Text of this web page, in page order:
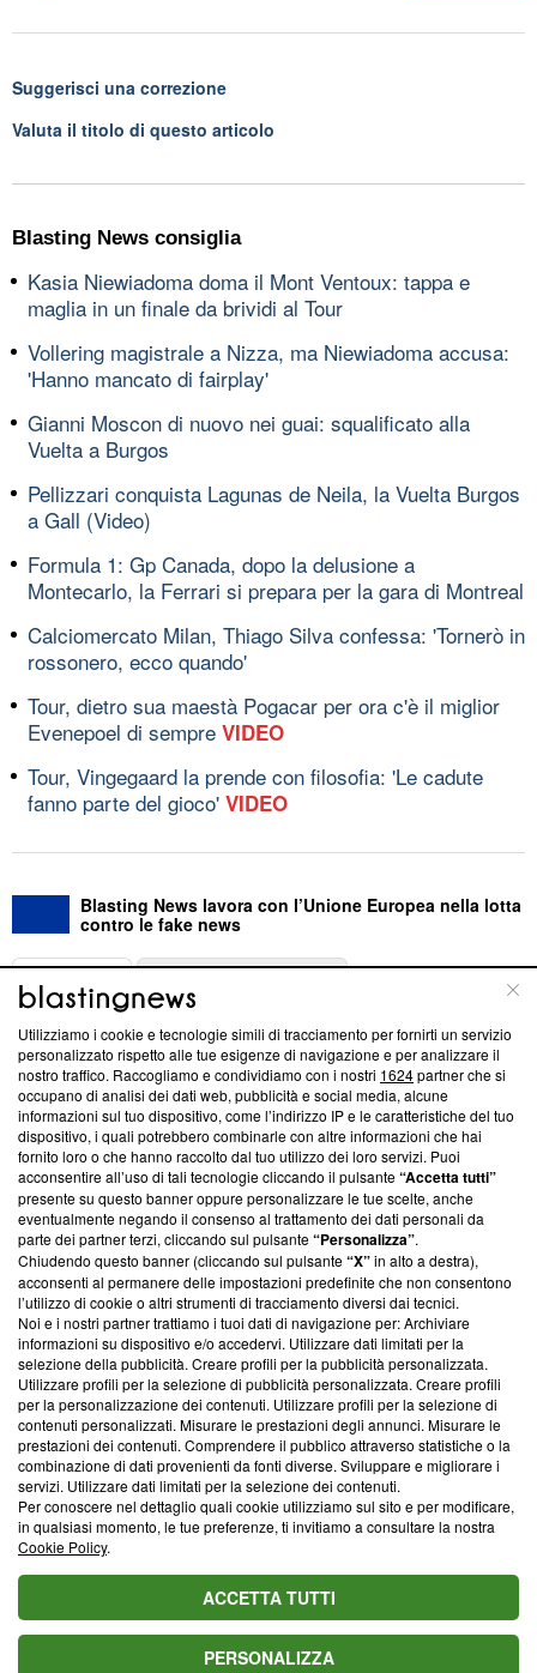
Suggerisci una correzione
Valuta il titolo di questo articolo
Blasting News consiglia
Kasia Niewiadoma doma il Mont Ventoux: tappa e
maglia in un finale da brividi al Tour
Vollering magistrale a Nizza, ma Niewiadoma accusa:
'Hanno mancato di fairplay'
Gianni Moscon di nuovo nei guai: squalificato alla
Vuelta a Burgos
Pellizzari conquista Lagunas de Neila, la Vuelta Burgos
a Gall (Video)
Formula 1: Gp Canada, dopo la delusione a
Montecarlo, la Ferrari si prepara per la gara di Montreal
Calciomercato Milan, Thiago Silva confessa: 'Tornerò in
rossonero, ecco quando'
Tour, dietro sua maestà Pogacar per ora c'è il miglior
Evenepoel di sempre VIDEO
Tour, Vingegaard la prende con filosofia: 'Le cadute
fanno parte del gioco' VIDEO
Blasting News lavora con l’Unione Europea nella lotta
contro le fake news
ABOUT
Questa sezione offre informazioni trasparenti su Blasting
News, sui nostri processi editoriali e su come ci impegniamo a
creare news di qualità. Inoltre, afferma la nostra aderenza a
‘Trust Project - News with Integrity’Blasting News non è
ancora membro del programma, ma ha richiesto di farne
parte; Trust Project non ha ancora effettuato una verifica di
conformità agli standard.
Su di noi
Team editoriale
Corporate
Redazione
Informativa Privacy
Cookie Policy
Blasting SA, IDI CHE-247.845.224, Via Carlo Frasca, 3 - 6900
Lugano (Svizzera) Tel:+39 0690258937
© 2026 Blasting News
Utilizziamo i cookie e tecnologie simili di tracciamento per fornirti un servizio
personalizzato rispetto alle tue esigenze di navigazione e per analizzare il
nostro traffico. Raccogliamo e condividiamo con i nostri 1624partner che si
occupano di analisi dei dati web, pubblicità e social media, alcune
informazioni sul tuo dispositivo, come l’indirizzo IP e le caratteristiche del tuo
dispositivo, i quali potrebbero combinarle con altre informazioni che hai
fornito loro o che hanno raccolto dal tuo utilizzo dei loro servizi. Puoi
acconsentire all’uso di tali tecnologie cliccando il pulsante“Accetta tutti”
presente su questo banner oppure personalizzare le tue scelte, anche
eventualmente negando il consenso al trattamento dei dati personali da
parte dei partner terzi, cliccando sul pulsante“Personalizza”.
Chiudendo questo banner (cliccando sul pulsante“X”in alto a destra),
acconsenti al permanere delle impostazioni predefinite che non consentono
l’utilizzo di cookie o altri strumenti di tracciamento diversi dai tecnici.
Noi e i nostri partner trattiamo i tuoi dati di navigazione per: Archiviare
informazioni su dispositivo e/o accedervi. Utilizzare dati limitati per la
selezione della pubblicità. Creare profili per la pubblicità personalizzata.
Utilizzare profili per la selezione di pubblicità personalizzata. Creare profili
per la personalizzazione dei contenuti. Utilizzare profili per la selezione di
contenuti personalizzati. Misurare le prestazioni degli annunci. Misurare le
prestazioni dei contenuti. Comprendere il pubblico attraverso statistiche o la
combinazione di dati provenienti da fonti diverse. Sviluppare e migliorare i
servizi. Utilizzare dati limitati per la selezione dei contenuti.
Per conoscere nel dettaglio quali cookie utilizziamo sul sito e per modificare,
in qualsiasi momento, le tue preferenze, ti invitiamo a consultare la nostra
Cookie Policy.
ACCETTA TUTTI
PERSONALIZZA